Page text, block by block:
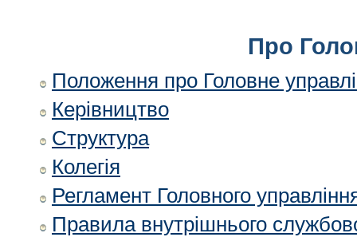
Про
Положення про Головне
Керівництво
Структура
Колегія
Регламент Головного
Правила внутрішнього